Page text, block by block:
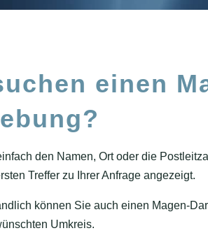
einen
den Namen, Ort oder die
Treffer zu Ihrer Anfrage angezeigt.
können Sie auch einen Magen-
Umkreis.